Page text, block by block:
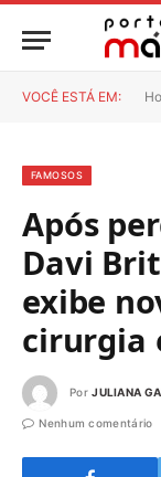
VOCÊ ESTÁ EM:
FAMOSOS
Após
Davi
exibe
cirurgia
Por JULIANA
Nenhum comentário